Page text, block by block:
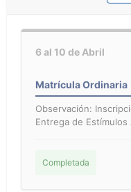
6 al 10 de Abril
Matrícula Ordinaria
Observación:
Entrega de
Completada